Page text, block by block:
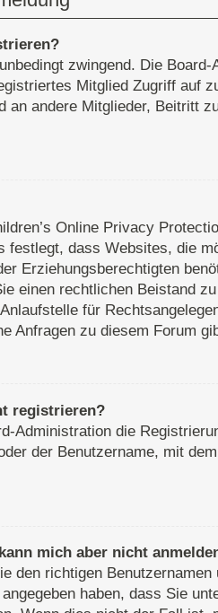
zwingend. Die
Mitglied Zugriff auf
an andere Mitglieder, Beitritt
Online Privacy
festlegt, dass Websites, die
Erziehungsberechtigten
einen rechtlichen Beistand
für
Anfragen zu diesem Forum
registrieren?
Administration die
der Benutzername, mit
mich aber nicht
den richtigen
haben, dass Sie